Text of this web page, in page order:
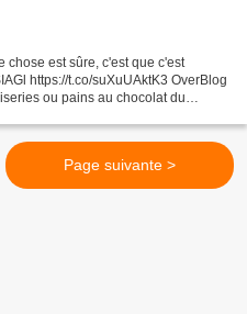
chose est sûre, c'est que c'est
https://t.co/suXuUAktK3 OverBlog
ou pains au chocolat du
Page suivante >